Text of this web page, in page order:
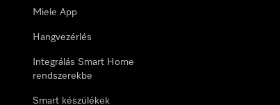
Miele App
Hangvezérlés
Integrálás Smart Home
rendszerekbe
Smart készülékek